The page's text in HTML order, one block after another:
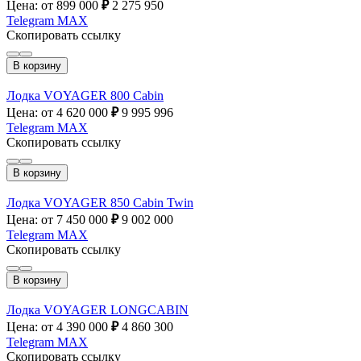
Цена: от 899 000 ₽ 2 275 950
Telegram MAX
Скопировать ссылку
В корзину
Лодка VOYAGER 800 Cabin
Цена: от 4 620 000 ₽ 9 995 996
Telegram MAX
Скопировать ссылку
В корзину
Лодка VOYAGER 850 Cabin Twin
Цена: от 7 450 000 ₽ 9 002 000
Telegram MAX
Скопировать ссылку
В корзину
Лодка VOYAGER LONGCABIN
Цена: от 4 390 000 ₽ 4 860 300
Telegram MAX
Скопировать ссылку